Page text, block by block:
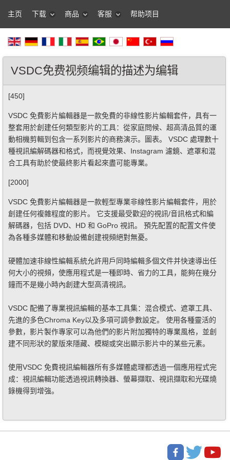
主页 下载 商品 客服 帮助项目
VSDC免费视频编辑的描述为编辑
[450]
VSDC 免費影片編輯器是一款免費的非線性影片編輯套件，具有一
整套用於創建任何類型影片的工具：從家庭問候、超高清品質的運
動相機剪輯到包含一系列影片的商務演示。圖表。 VSDC 處理數十
種視訊編解碼器和格式，而視覺效果、Instagram 濾鏡、遮罩和混
合工具有助於使最終影片看起來盡可能專業。
[2000]
VSDC 免費影片編輯器是一款輕型專業非線性影片編輯套件，用於
創建任何複雜程度的影片。 它支援最受歡迎的視訊/音訊格式和編
解碼器，包括 DVD、HD 和 GoPro 視訊。 預先配置的配置文件使
為各種多媒體和移動設備創建視頻絕對無憂。
硬體加速非線性編輯系統允許用戶同時編輯多個文件并快速導出任
何大小的視頻，使應用程式是一種即時、省力的工具，能夠在幾分
鐘而不是幾小時內創建大型高清視訊。
VSDC 配備了專業視訊編輯的基本工具集：混合模式、遮罩工具、
先進的多色Chroma Key以及多項可調參數設定。 使用各種靈活的
參數，影片製作專家可以為他們的影片附加獨特的專業風格，並創
建不同形狀的蒙版來隱藏、模糊或突出顯示影片中的某些元素。
使用VSDC 免費視訊編輯器所有多媒體處理都透過一個應用程式完
成：視訊編輯功能透過視訊轉換器、螢幕擷取、視訊擷取和光碟燒
錄機得到增強。